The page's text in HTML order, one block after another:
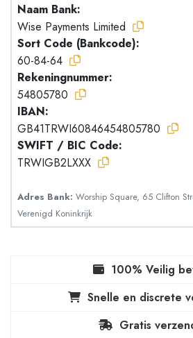
Naam Bank:
Wise Payments Limited
Sort Code (Bankcode):
60-84-64
Rekeningnummer:
54805780
IBAN:
GB41TRWI60846454805780
SWIFT / BIC Code:
TRWIGB2LXXX
Adres Bank: Worship Square, 65 Clifton
Verenigd Koninkrijk
100% Veilig
Snelle en discrete
Gratis